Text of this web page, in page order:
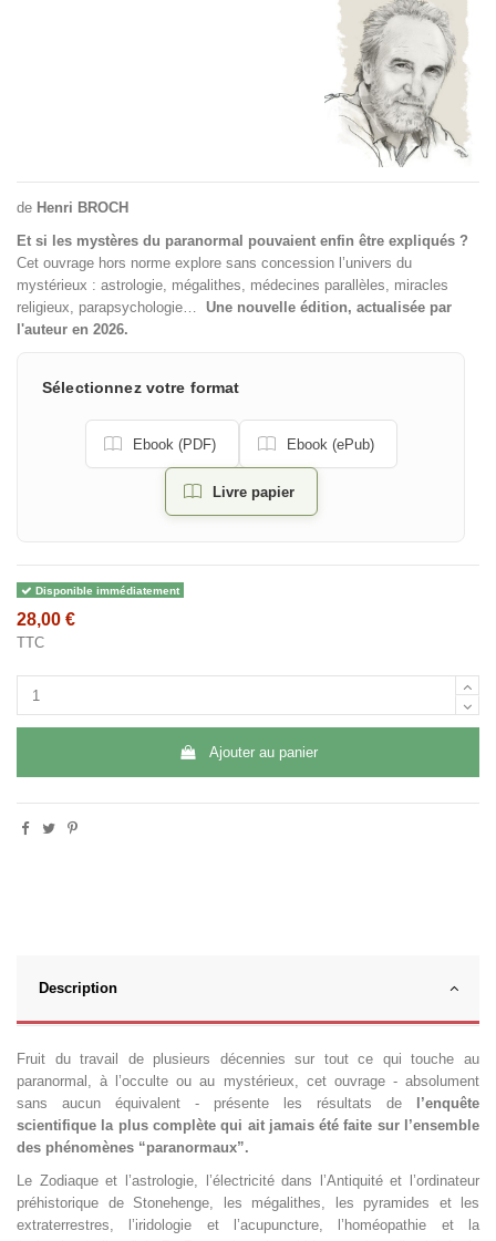
de Henri BROCH
Et si les mystères du paranormal pouvaient enfin être expliqués ?
Cet ouvrage hors norme explore sans concession l’univers du
mystérieux : astrologie, mégalithes, médecines parallèles, miracles
religieux, parapsychologie… Une nouvelle édition, actualisée par
l'auteur en 2026.
Sélectionnez votre format
Ebook (PDF) Ebook (ePub)
Livre papier
Disponible immédiatement
28,00 €
TTC
Ajouter au panier
Description
Fruit du travail de plusieurs décennies sur tout ce qui touche au
paranormal, à l’occulte ou au mystérieux, cet ouvrage - absolument
sans aucun équivalent - présente les résultats de
l’enquête
scientifique la plus complète qui ait jamais été faite sur l’ensemble
des phénomènes “paranormaux”.
Le Zodiaque et l’astrologie, l’électricité dans l’Antiquité et l’ordinateur
préhistorique de Stonehenge, les mégalithes, les pyramides et les
extraterrestres, l’iridologie et l’acupuncture, l’homéopathie et la